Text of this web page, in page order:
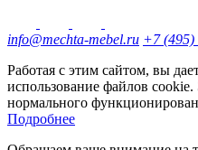
info@mechta-mebel.ru +7 (495)
Работая с этим сайтом, вы
использование файлов
нормального
Подробнее